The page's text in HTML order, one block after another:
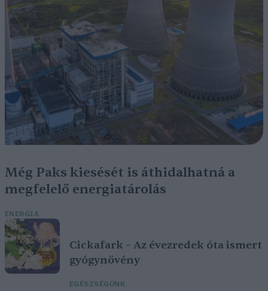
Még Paks kiesését is áthidalhatná a
megfelelő energiatárolás
ENERGIA
Cickafark – Az évezredek óta ismert
gyógynövény
EGÉSZSÉGÜNK